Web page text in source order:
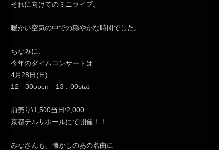
それに向けてのミニライブ。
暖かい空気の中での穏やかな時間でした。
ちなみに、
今年のダイムコンサートは
4月28日(日)
12：30open 13：00stat
前売り\1,500当日\2,000
京都テルサホールにて開催！！
みなさんも、懐かしのあの名曲に